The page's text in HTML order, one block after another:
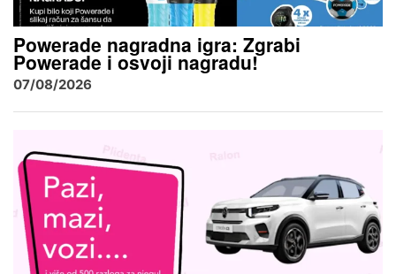
Powerade nagradna igra: Zgrabi
Powerade i osvoji nagradu!
07/08/2026